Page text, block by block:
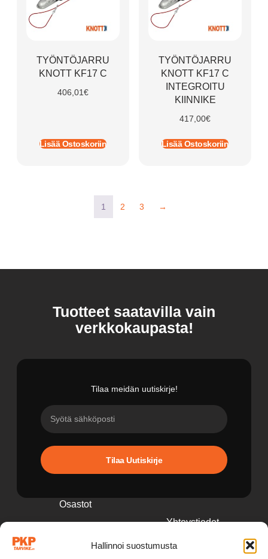
Hallinnoi suostumusta
TYÖNTÖJARRU
KNOTT KF17 C
406,01€
Lisää Ostoskoriin
TYÖNTÖJARRU
KNOTT KF17 C
INTEGROITU
KIINNIKE
417,00€
Lisää Ostoskoriin
1 2 3 →
Tuotteet saatavilla vain
verkkokaupasta!
Tilaa meidän uutiskirje!
Tilaa Uutiskirje
Osastot
Perävaunut
Yhteystiedot
pkp@pkptarvike.fi